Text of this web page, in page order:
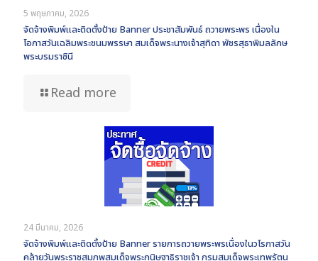
5 พฤษภาคม, 2026
จัดจ้างพิมพ์และติดตั้งป้าย Banner ประชาสัมพันธ์ ถวายพระพร เนื่องใน
โอกาสวันเฉลิมพระชนมพรรษา สมเด็จพระนางเจ้าสุทิดา พัชรสุธาพิมลลักษ
พระบรมราชินี
Read more
24 มีนาคม, 2026
จัดจ้างพิมพ์และติดตั้งป้าย Banner รายการถวายพระพรเนื่องในวโรกาสวัน
คล้ายวันพระราชสมภพสมเด็จพระกนิษฐาธิราชเจ้า กรมสมเด็จพระเทพรัตน